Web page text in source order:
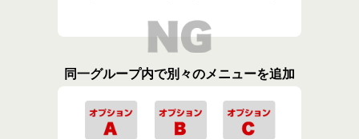
同一グループ内で別々のメニューを追加